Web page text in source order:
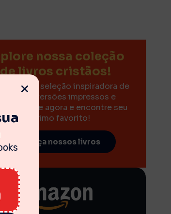
nossa coleção
de livros cristãos!
uma seleção inspiradora de
livros nas versões impressos e
Clique agora e encontre seu
próximo favorito!
Conheça nossos livros